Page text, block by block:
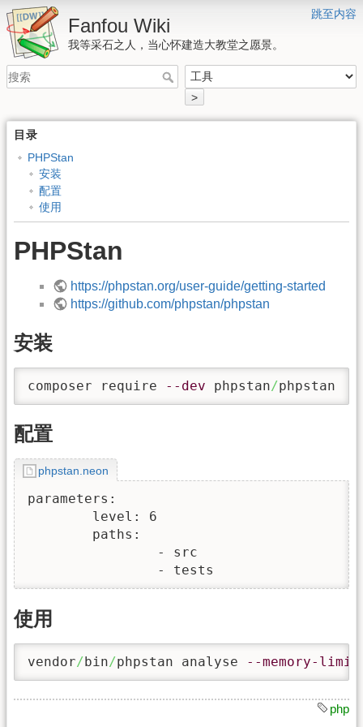
跳至内容
Fanfou Wiki
我等采石之人，当心怀建造大教堂之愿景。
>
目录
PHPStan
安装
配置
使用
PHPStan
https://phpstan.org/user-guide/getting-started
https://github.com/phpstan/phpstan
安装
composer require --dev phpstan/phpstan
配置
phpstan.neon
parameters:
		- tests
使用
vendor/bin/phpstan analyse --memory-limit
php